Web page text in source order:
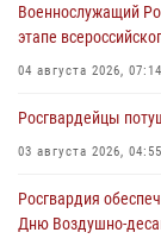
Военнослужащий
этапе
04 августа 2026, 07:14
Росгвардейцы
03 августа 2026, 04:55
Росгвардия
Дню Воздушно-